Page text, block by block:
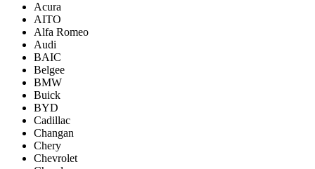
Acura
AITO
Alfa Romeo
Audi
BAIC
Belgee
BMW
Buick
BYD
Cadillac
Changan
Chery
Chevrolet